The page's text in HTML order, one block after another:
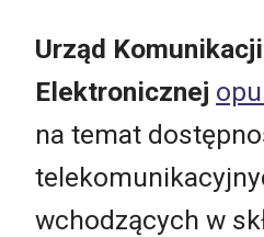
Urząd Komunikacji
Elektronicznej
na temat
wchodzących w